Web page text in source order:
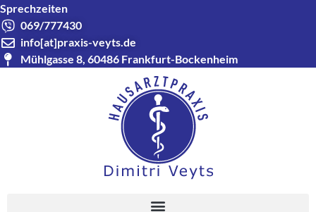
Sprechzeiten
069/777430
info[at]praxis-veyts.de
Mühlgasse 8, 60486 Frankfurt-Bockenheim